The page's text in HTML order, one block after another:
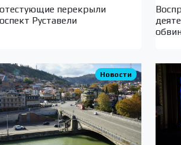
перекрыли
Руставели
Новости